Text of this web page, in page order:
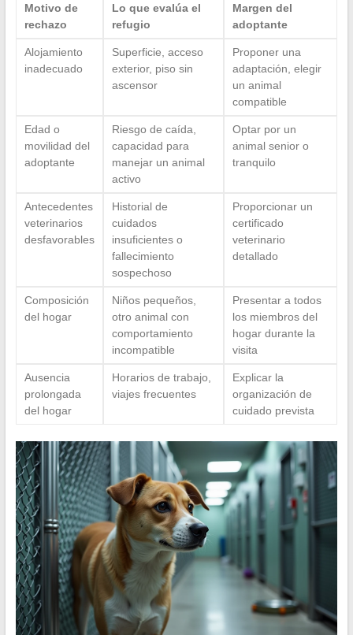
Motivo de
rechazo
Lo que evalúa el
refugio
Margen del
adoptante
Alojamiento
inadecuado
Superficie, acceso
exterior, piso sin
ascensor
Proponer una
adaptación, elegir
un animal
compatible
Edad o
movilidad del
adoptante
Riesgo de caída,
capacidad para
manejar un animal
activo
Optar por un
animal senior o
tranquilo
Antecedentes
veterinarios
desfavorables
Historial de
cuidados
insuficientes o
fallecimiento
sospechoso
Proporcionar un
certificado
veterinario
detallado
Composición
del hogar
Niños pequeños,
otro animal con
comportamiento
incompatible
Presentar a todos
los miembros del
hogar durante la
visita
Ausencia
prolongada
del hogar
Horarios de trabajo,
viajes frecuentes
Explicar la
organización de
cuidado prevista